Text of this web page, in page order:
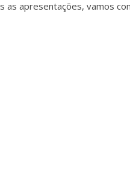
as apresentações, vamos